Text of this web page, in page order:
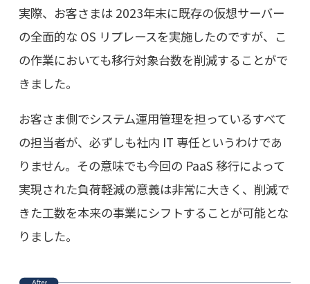
実際、お客さまは 2023年末に既存の仮想サーバー
の全面的な OS リプレースを実施したのですが、こ
の作業においても移行対象台数を削減することがで
きました。
お客さま側でシステム運用管理を担っているすべて
の担当者が、必ずしも社内 IT 専任というわけであ
りません。その意味でも今回の PaaS 移行によって
実現された負荷軽減の意義は非常に大きく、削減で
きた工数を本来の事業にシフトすることが可能とな
りました。